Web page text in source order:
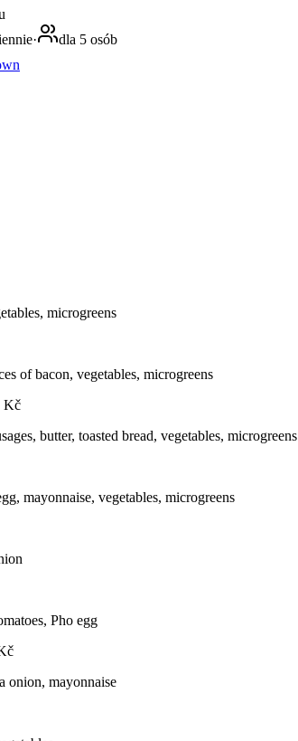
·
dla 5 osób
microgreens
of bacon, vegetables, microgreens
Kč
butter, toasted bread, vegetables, microgreens
mayonnaise, vegetables, microgreens
Pho egg
onion, mayonnaise